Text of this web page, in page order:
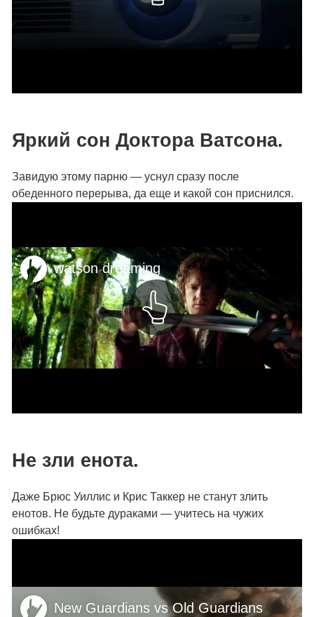
Яркий сон Доктора Ватсона.
Завидую этому парню — уснул сразу после
обеденного перерыва, да еще и какой сон приснился.
Не зли енота.
Даже Брюс Уиллис и Крис Таккер не станут злить
енотов. Не будьте дураками — учитесь на чужих
ошибках!